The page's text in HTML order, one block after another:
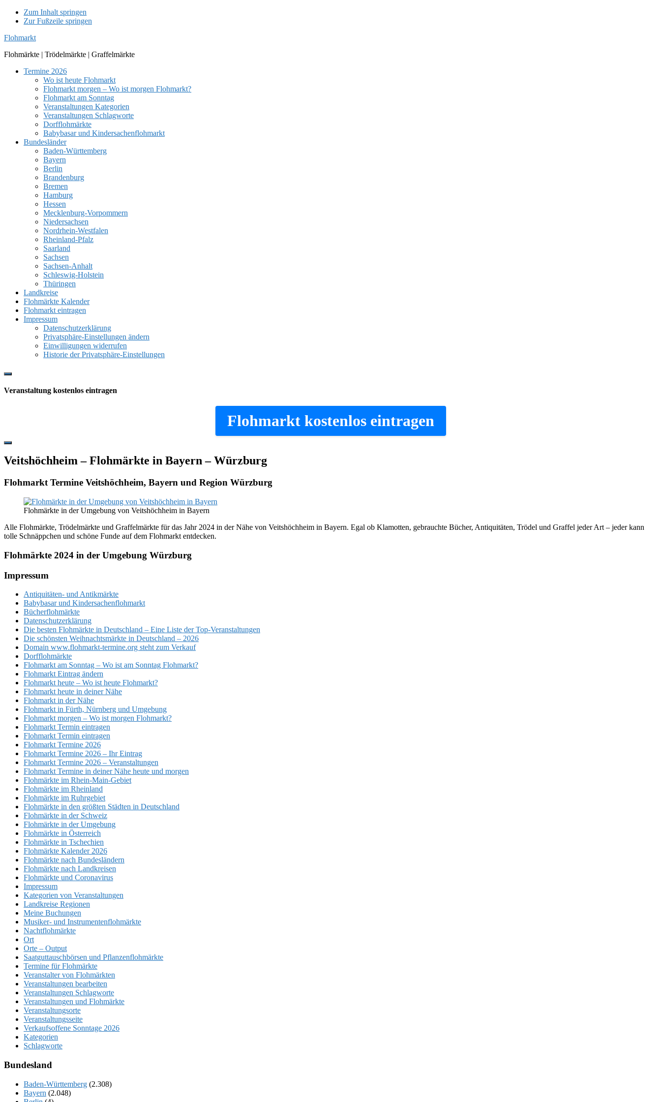
Zum Inhalt springen
Zur Fußzeile springen
Flohmarkt
Flohmärkte | Trödelmärkte | Graffelmärkte
Termine 2026
Wo ist heute Flohmarkt
Flohmarkt morgen – Wo ist morgen Flohmarkt?
Flohmarkt am Sonntag
Veranstaltungen Kategorien
Veranstaltungen Schlagworte
Dorfflohmärkte
Babybasar und Kindersachenflohmarkt
Bundesländer
Baden-Württemberg
Bayern
Berlin
Brandenburg
Bremen
Hamburg
Hessen
Mecklenburg-Vorpommern
Niedersachsen
Nordrhein-Westfalen
Rheinland-Pfalz
Saarland
Sachsen
Sachsen-Anhalt
Schleswig-Holstein
Thüringen
Landkreise
Flohmärkte Kalender
Flohmarkt eintragen
Impressum
Datenschutzerklärung
Privatsphäre-Einstellungen ändern
Einwilligungen widerrufen
Historie der Privatsphäre-Einstellungen
Show
Content
Veranstaltung kostenlos eintragen
Flohmarkt kostenlos eintragen
Hide
Content
Veitshöchheim – Flohmärkte in Bayern – Würzburg
Flohmarkt Termine Veitshöchheim, Bayern und Region Würzburg
Flohmärkte in der Umgebung von Veitshöchheim in Bayern
Alle Flohmärkte, Trödelmärkte und Graffelmärkte für das Jahr 2024 in der Nähe von Veitshöchheim in Bayern. Egal ob Klamotten, gebrauchte Bücher, Antiquitäten, Trödel und Graffel jeder Art – jeder kann
tolle Schnäppchen und schöne Funde auf dem Flohmarkt entdecken.
Flohmärkte 2024 in der Umgebung Würzburg
Footer
Impressum
Antiquitäten- und Antikmärkte
Babybasar und Kindersachenflohmarkt
Bücherflohmärkte
Datenschutzerklärung
Die besten Flohmärkte in Deutschland – Eine Liste der Top-Veranstaltungen
Die schönsten Weihnachtsmärkte in Deutschland – 2026
Domain www.flohmarkt-termine.org steht zum Verkauf
Dorfflohmärkte
Flohmarkt am Sonntag – Wo ist am Sonntag Flohmarkt?
Flohmarkt Eintrag ändern
Flohmarkt heute – Wo ist heute Flohmarkt?
Flohmarkt heute in deiner Nähe
Flohmarkt in der Nähe
Flohmarkt in Fürth, Nürnberg und Umgebung
Flohmarkt morgen – Wo ist morgen Flohmarkt?
Flohmarkt Termin eintragen
Flohmarkt Termin eintragen
Flohmarkt Termine 2026
Flohmarkt Termine 2026 – Ihr Eintrag
Flohmarkt Termine 2026 – Veranstaltungen
Flohmarkt Termine in deiner Nähe heute und morgen
Flohmärkte im Rhein-Main-Gebiet
Flohmärkte im Rheinland
Flohmärkte im Ruhrgebiet
Flohmärkte in den größten Städten in Deutschland
Flohmärkte in der Schweiz
Flohmärkte in der Umgebung
Flohmärkte in Österreich
Flohmärkte in Tschechien
Flohmärkte Kalender 2026
Flohmärkte nach Bundesländern
Flohmärkte nach Landkreisen
Flohmärkte und Coronavirus
Impressum
Kategorien von Veranstaltungen
Landkreise Regionen
Meine Buchungen
Musiker- und Instrumentenflohmärkte
Nachtflohmärkte
Ort
Orte – Output
Saatguttauschbörsen und Pflanzenflohmärkte
Termine für Flohmärkte
Veranstalter von Flohmärkten
Veranstaltungen bearbeiten
Veranstaltungen Schlagworte
Veranstaltungen und Flohmärkte
Veranstaltungsorte
Veranstaltungsseite
Verkaufsoffene Sonntage 2026
Kategorien
Schlagworte
Bundesland
Baden-Württemberg (2.308)
Bayern (2.048)